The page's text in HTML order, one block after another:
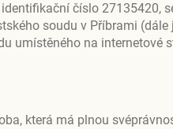
číslo 27135420,
soudu v Příbrami (dále
umístěného na internetové
která má plnou